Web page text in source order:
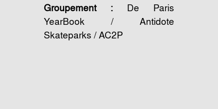
Groupement : De Paris
YearBook / Antidote
Skateparks / AC2P